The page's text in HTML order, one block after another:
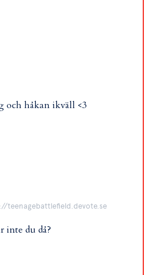
och håkan ikväll <3
teenagebattlefield.devote.se
inte du då?